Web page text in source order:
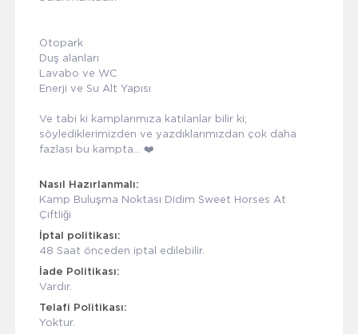
Otopark
Duş alanları
Lavabo ve WC
Enerji ve Su Alt Yapısı
Ve tabi ki kamplarımıza katılanlar bilir ki;
söylediklerimizden ve yazdıklarımızdan çok daha
fazlası bu kampta... ❤️
Nasıl Hazırlanmalı:
Kamp Buluşma Noktası Didim Sweet Horses At
Çiftliği
İptal politikası:
48 Saat önceden iptal edilebilir.
İade Politikası:
Vardır.
Telafi Politikası:
Yoktur.